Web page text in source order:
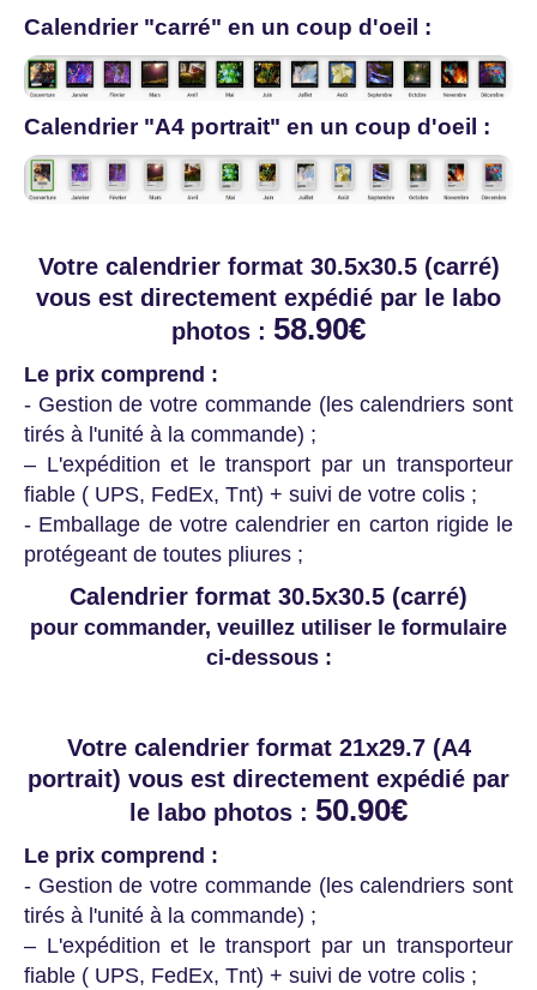
Calendrier "carré" en un coup d'oeil :
Calendrier "A4 portrait" en un coup d'oeil :
Votre calendrier format 30.5x30.5 (carré)
vous est directement expédié par le labo
photos : 58.90€
Le prix comprend :
- Gestion de votre commande (les calendriers sont
tirés à l'unité à la commande) ;
– L'expédition et le transport par un transporteur
fiable ( UPS, FedEx, Tnt) + suivi de votre colis ;
- Emballage de votre calendrier en carton rigide le
protégeant de toutes pliures ;
Calendrier format 30.5x30.5 (carré)
pour commander, veuillez utiliser le formulaire
ci-dessous :
Votre calendrier format 21x29.7 (A4
portrait) vous est directement expédié par
le labo photos : 50.90€
Le prix comprend :
- Gestion de votre commande (les calendriers sont
tirés à l'unité à la commande) ;
– L'expédition et le transport par un transporteur
fiable ( UPS, FedEx, Tnt) + suivi de votre colis ;